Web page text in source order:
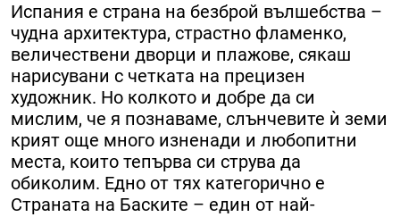
Испания е страна на безброй вълшебства –
чудна архитектура, страстно фламенко,
величествени дворци и плажове, сякаш
нарисувани с четката на прецизен
художник. Но колкото и добре да си
мислим, че я познаваме, слънчевите ѝ земи
крият още много изненади и любопитни
места, които тепърва си струва да
обиколим. Едно от тях категорично е
Страната на Баските – един от най-